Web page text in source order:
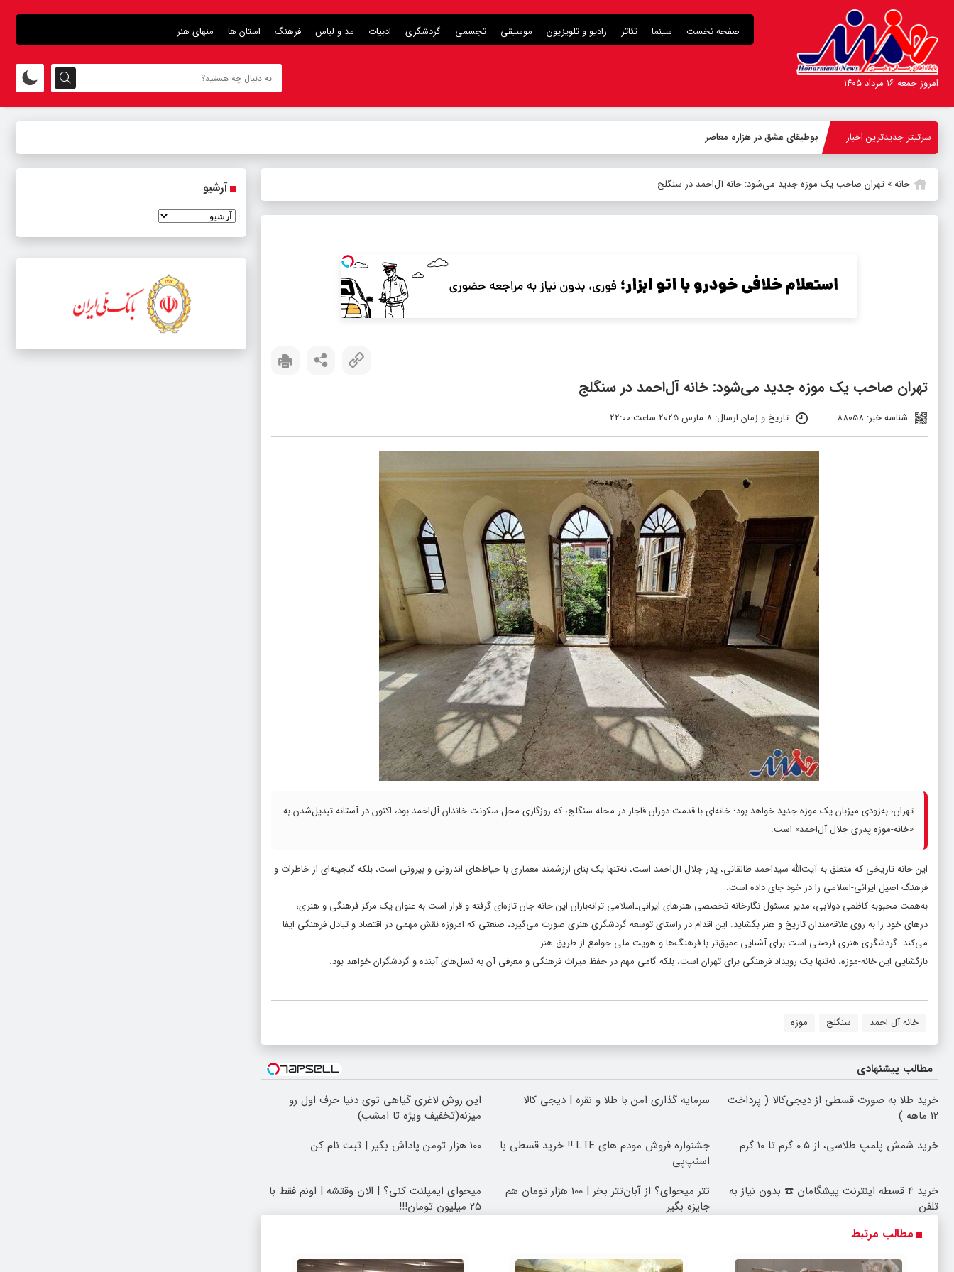
صفحه نخست سینما تئاتر رادیو و تلویزیون موسیقی تجسمی گردشگری ادبیات مد و لباس فرهنگ استان ها منهای هنر
امروز جمعه ۱۶ مرداد ۱۴۰۵
سرتیتر جدیدترین اخبار بوطیقای عشق در هزاره معاصر
خانه» تهران صاحب یک موزه جدید می‌شود: خانه آل‌احمد در سنگلج
تهران صاحب یک موزه جدید می‌شود: خانه آل‌احمد در سنگلج
شناسه خبر: 88058 تاریخ و زمان ارسال: 8 مارس 2025 ساعت 22:00
تهران، به‌زودی میزبان یک موزه جدید خواهد بود؛ خانه‌ای با قدمت دوران قاجار در محله سنگلج، که روزگاری محل سکونت خاندان آل‌احمد بود، اکنون در آستانه تبدیل‌شدن به
«خانه-موزه پدری جلال آل‌احمد» است.
این خانه تاریخی که متعلق به آیت‌الله سیداحمد طالقانی، پدر جلال آل‌احمد است، نه‌تنها یک بنای ارزشمند معماری با حیاط‌های اندرونی و بیرونی است، بلکه گنجینه‌ای از خاطرات و
فرهنگ اصیل ایرانی-اسلامی را در خود جای داده است.
به‌همت محبوبه کاظمی دولابی، مدیر مسئول نگارخانه تخصصی هنرهای ایرانی‌ـ‌اسلامی ترانه‌باران این خانه جان تازه‌ای گرفته و قرار است به عنوان یک مرکز فرهنگی و هنری،
درهای خود را به روی علاقه‌مندان تاریخ و هنر بگشاید. این اقدام در راستای توسعه گردشگری هنری صورت می‌گیرد، صنعتی که امروزه نقش مهمی در اقتصاد و تبادل فرهنگی ایفا
می‌کند. گردشگری هنری فرصتی است برای آشنایی عمیق‌تر با فرهنگ‌ها و هویت ملی جوامع از طریق هنر.
بازگشایی این خانه-موزه، نه‌تنها یک رویداد فرهنگی برای تهران است، بلکه گامی مهم در حفظ میراث فرهنگی و معرفی آن به نسل‌های آینده و گردشگران خواهد بود.
خانه آل احمد سنگلج موزه
مطالب پیشنهادی
خرید طلا به صورت قسطی از دیجی‌کالا ( پرداخت
12 ماهه )
سرمایه گذاری امن با طلا و نقره | دیجی کالا
این روش لاغری گیاهی توی دنیا حرف اول رو
میزنه(تخفیف ویژه تا امشب)
خرید شمش پلمپ طلاسی، از ۰.۵ گرم تا ۱۰ گرم
جشنواره فروش مودم های LTE ‼️ خرید قسطی با
اسنپ‌پی
100 هزار تومن پاداش بگیر | ثبت نام کن
خرید 4 قسطه اینترنت پیشگامان ☎️ بدون نیاز به
تلفن
تتر میخوای؟ از آبان‌تتر بخر | 100 هزار تومان هم
جایزه بگیر
میخوای ایمپلنت کنی؟ | الان وقتشه | اونم فقط با
۲۵ میلیون تومان!!!
مطالب مرتبط
آرشیو